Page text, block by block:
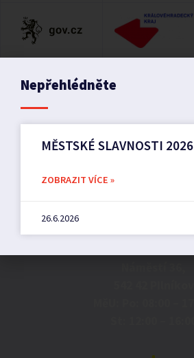
Nepřehlédněte
MĚSTSKÉ SLAVNOSTI 2026
ZOBRAZIT VÍCE »
26.6.2026